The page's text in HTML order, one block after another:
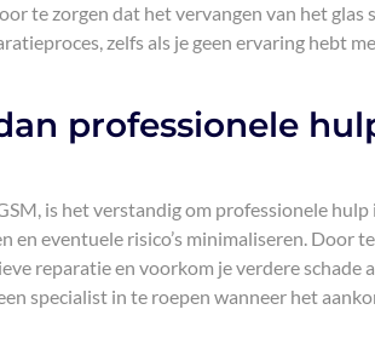
te zorgen dat het vervangen van het glas
zelfs als je geen ervaring hebt
professionele
is het verstandig om professionele hulp
eventuele risico’s minimaliseren. Door
reparatie en voorkom je verdere schade
specialist in te roepen wanneer het